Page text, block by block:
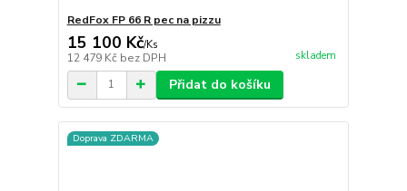
RedFox FP 66 R pec na pizzu
15 100 Kč/Ks
12 479 Kč bez DPH skladem
Přidat do košíku
Doprava ZDARMA